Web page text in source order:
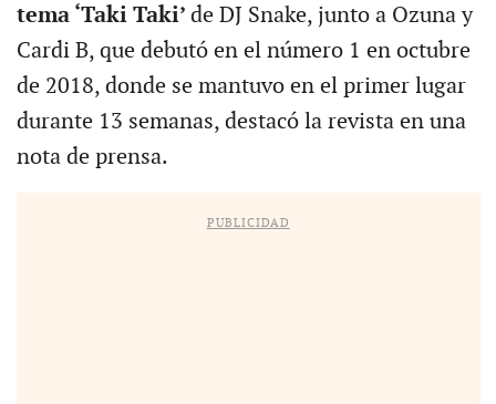
tema ‘Taki Taki’ de DJ Snake, junto a Ozuna y
Cardi B, que debutó en el número 1 en octubre
de 2018, donde se mantuvo en el primer lugar
durante 13 semanas, destacó la revista en una
nota de prensa.
PUBLICIDAD